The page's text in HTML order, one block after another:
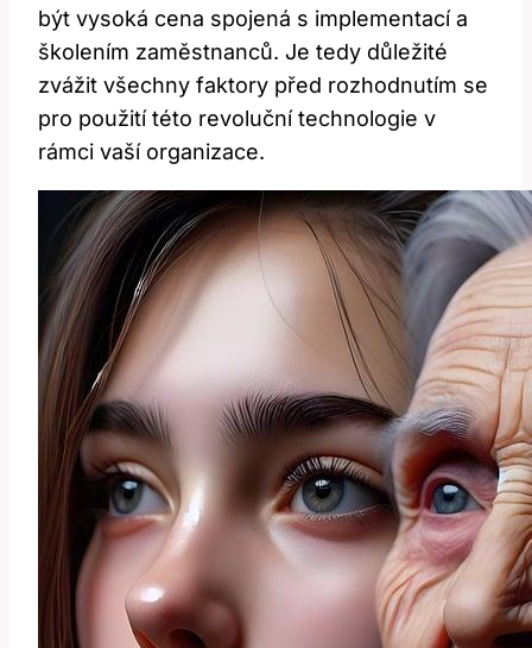
být vysoká cena spojená s implementací a
školením zaměstnanců. Je tedy důležité
zvážit všechny faktory před rozhodnutím se
pro použití této revoluční technologie v
rámci vaší organizace.